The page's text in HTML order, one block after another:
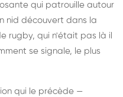
qui patrouille autour
nid découvert dans la
rugby, qui n'était pas là il
se signale, le plus
qui le précède —